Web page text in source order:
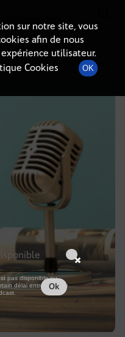
sur notre site, vous
afin de nous
utilisateur.
Cookies
OK
pas disponible ou
délai entre la fin de
Ok